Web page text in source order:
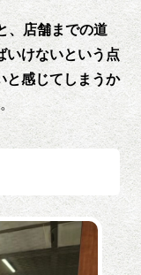
、店舗までの道
いけないという点
と感じてしまうか